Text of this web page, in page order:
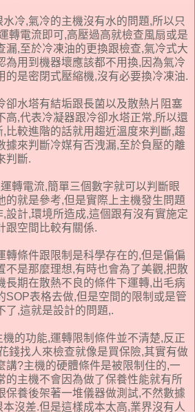
冷,氣冷的主機沒有水的問題,所以只
轉電流即可,高壓過高就檢查風扇或是
漏,至於冷凍油的更換跟檢查,氣冷式大
為用到機器壞應該都不用換,因為氣冷
的是密閉式壓縮機,沒有必要換冷凍油.
卻水塔有結垢跟長菌以及散熱片阻塞
高,代表冷凝器跟冷卻水塔正常,所以還
比較進階的話就用趨近溫度來判斷,趨
據來判斷冷媒有否洩漏,至於負壓的離
判斷.
轉電流,簡單三個數字就可以判斷眼
的就是參考,但是實際上主機發生問題
設計,環境所造成,這個跟有沒有實施定
跟空間比較有關係.
轉條件跟限制是科學存在的,但是偏偏
不是那麼理想,有時也會為了美觀,把散
長期在散熱不良的條件下運轉,出毛病
SOP表格去做,但是空間的限制或是管
了,這就是設計的問題,.
的功能,運轉限制條件並不清楚,反正
錢找人來檢查就像是買保險,其實有做
講?主機的硬體條件是被限制住的,一
的主機不會因為做了保養性能就有所
保養後架著一堆儀器做測試,不然數據
沒差.但是這樣成本太高,業界沒有人